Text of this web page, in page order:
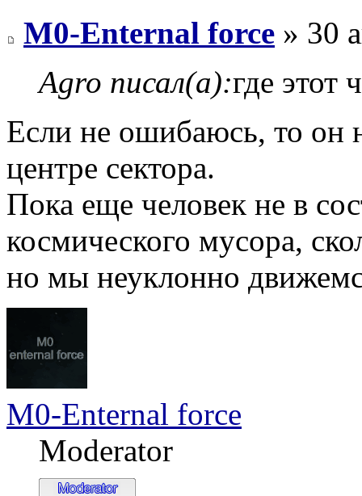
M0-Enternal force » 30
Agro писал(а):где этот
Если не ошибаюсь, то он
центре сектора.
Пока еще человек не в
космического мусора,
но мы неуклонно
M0-Enternal force
Moderator